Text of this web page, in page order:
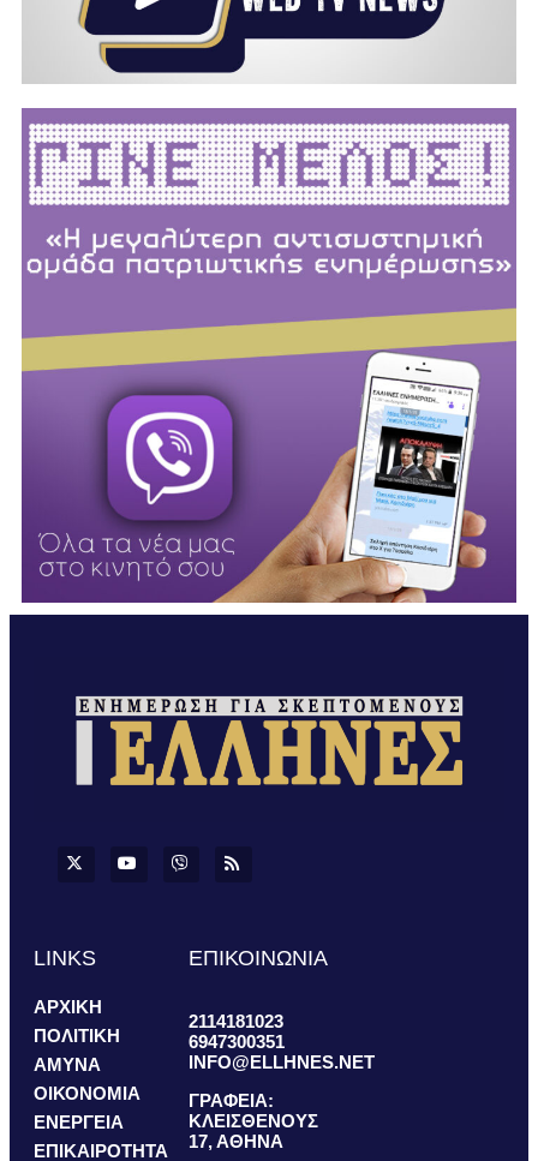
LINKS
ΑΡΧΙΚΗ
ΠΟΛΙΤΙΚΗ
ΑΜΥΝΑ
ΟΙΚΟΝΟΜΙΑ
ΕΝΕΡΓΕΙΑ
ΕΠΙΚΑΙΡΟΤΗΤΑ
ΕΠΙΚΟΙΝΩΝΙΑ
2114181023
6947300351
INFO@ELLHNES.NET
ΓΡΑΦΕΙΑ:
ΚΛΕΙΣΘΕΝΟΥΣ
17, ΑΘΗΝΑ